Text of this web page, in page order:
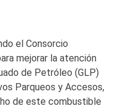
el Consorcio
mejorar la atención
de Petróleo (GLP)
Parqueos y Accesos,
de este combustible